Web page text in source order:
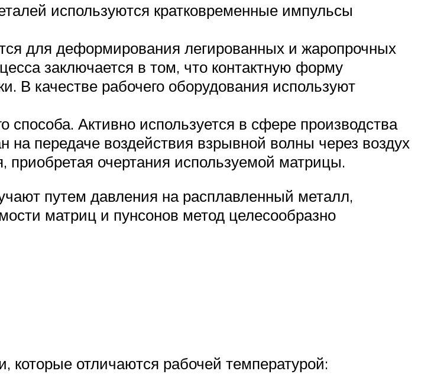
используются кратковременные импульсы
для деформирования легированных и жаропрочных
заключается в том, что контактную форму
В качестве рабочего оборудования используют
Активно используется в сфере производства
передаче воздействия взрывной волны через воздух
приобретая очертания используемой матрицы.
путем давления на расплавленный металл,
матриц и пунсонов метод целесообразно
которые отличаются рабочей температурой: